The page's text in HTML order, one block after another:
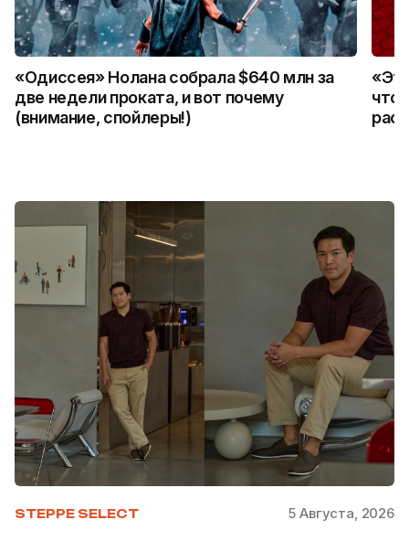
«Одиссея» Нолана собрала $640 млн за
две недели проката, и вот почему
(внимание, спойлеры!)
что
STEPPE SELECT 5 Августа, 2026